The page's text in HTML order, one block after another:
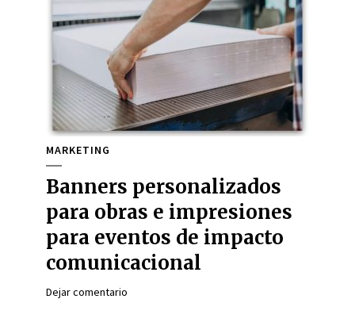
MARKETING
Banners personalizados
para obras e impresiones
para eventos de impacto
comunicacional
Dejar comentario